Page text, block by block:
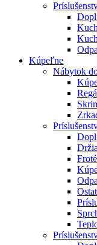
Kúpeľne
Nábytok